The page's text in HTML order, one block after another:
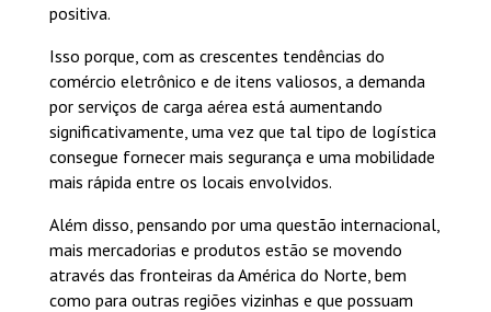
positiva.
Isso porque, com as crescentes tendências do
comércio eletrônico e de itens valiosos, a demanda
por serviços de carga aérea está aumentando
significativamente, uma vez que tal tipo de logística
consegue fornecer mais segurança e uma mobilidade
mais rápida entre os locais envolvidos.
Além disso, pensando por uma questão internacional,
mais mercadorias e produtos estão se movendo
através das fronteiras da América do Norte, bem
como para outras regiões vizinhas e que possuam